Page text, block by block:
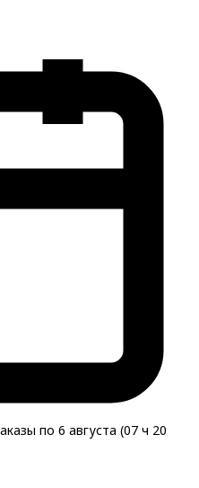
по 6 августа (07 ч 20